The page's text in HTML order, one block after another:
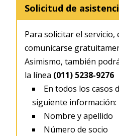
Solicitud de
Para solicitar el
comunicarse
Asimismo, también
la línea (011) 5238-9276
En todos los casos
siguiente información:
Nombre y apellido
Número de socio